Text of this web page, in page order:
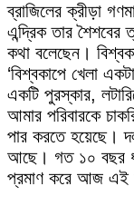
ব্রাজিলের ক্রীড়া
এন্দ্রিক তার শৈশবের
কথা বলেছেন।
‘বিশ্বকাপে খেলা
একটি পুরস্কার,
আমার পরিবারকে
পার করতে হয়েছে।
আছে। গত ১০ বছর
প্রমাণ করে আজ এই